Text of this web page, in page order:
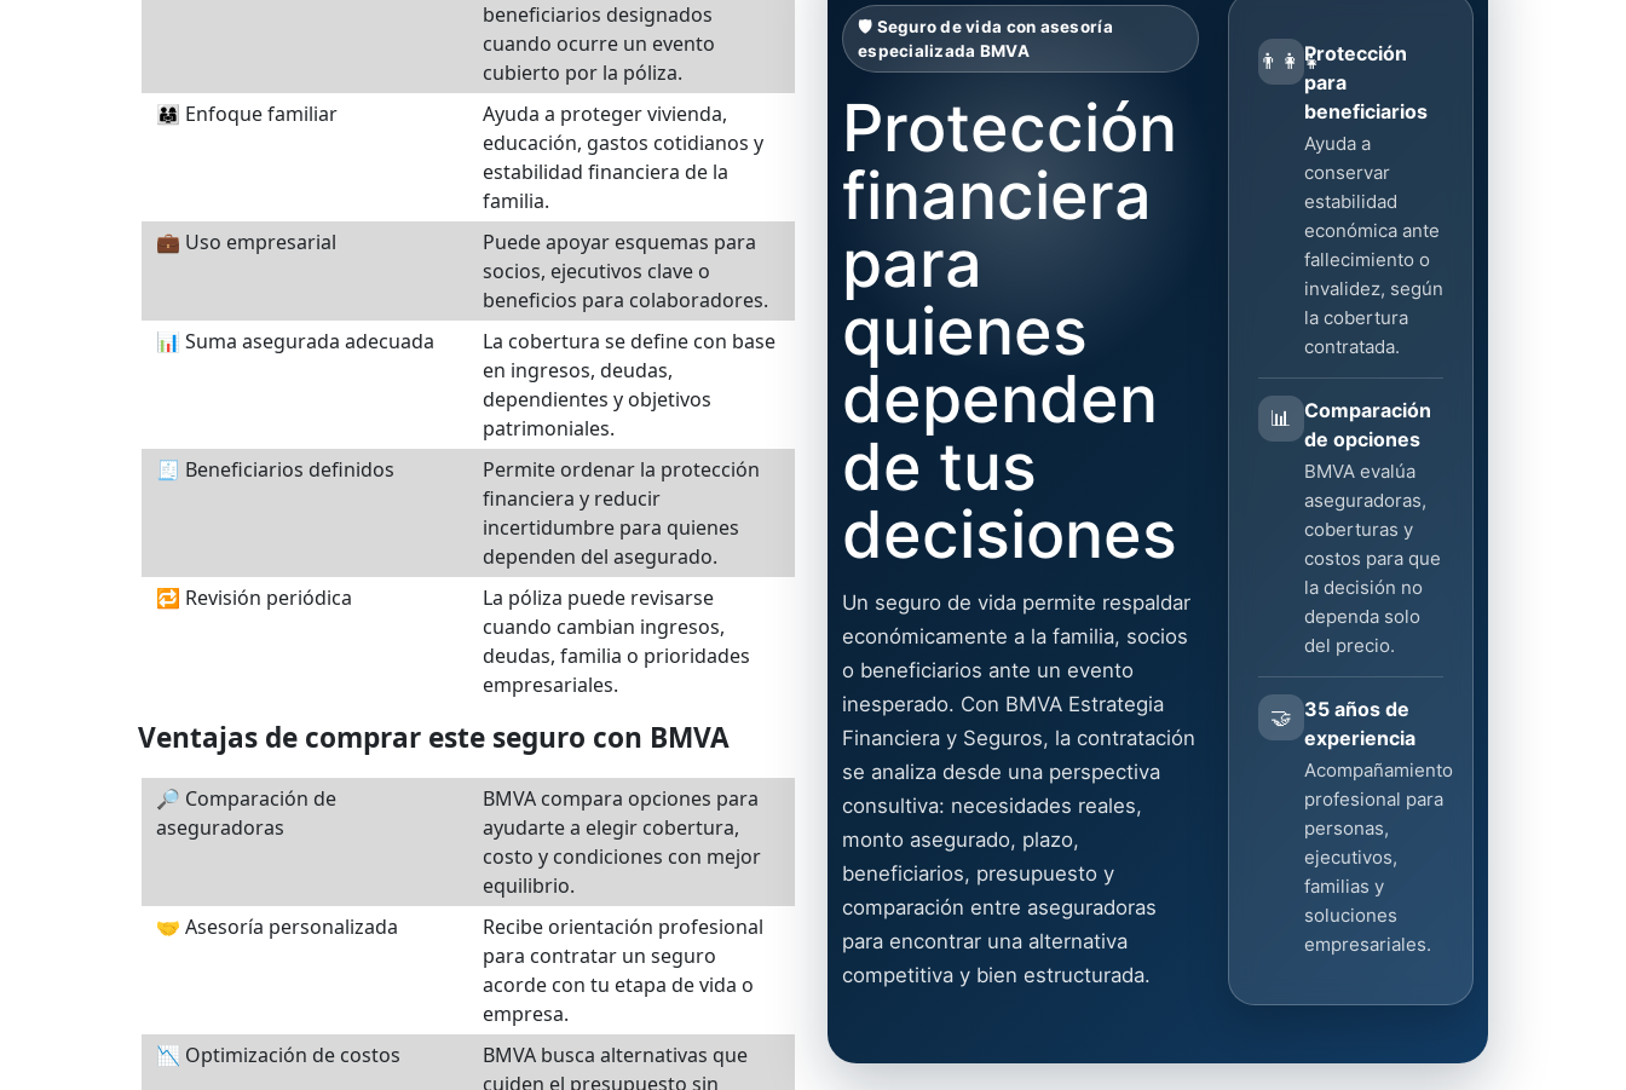
beneficiarios designados
cuando ocurre un evento
cubierto por la póliza.
👨‍👩‍👧 Enfoque familiar
Ayuda a proteger vivienda,
educación, gastos cotidianos y
estabilidad financiera de la
familia.
💼 Uso empresarial
Puede apoyar esquemas para
socios, ejecutivos clave o
beneficios para colaboradores.
📊 Suma asegurada adecuada
La cobertura se define con base
en ingresos, deudas,
dependientes y objetivos
patrimoniales.
🧾 Beneficiarios definidos
Permite ordenar la protección
financiera y reducir
incertidumbre para quienes
dependen del asegurado.
🔁 Revisión periódica
La póliza puede revisarse
cuando cambian ingresos,
deudas, familia o prioridades
empresariales.
Ventajas de comprar este seguro con BMVA
🔎 Comparación de
aseguradoras
BMVA compara opciones para
ayudarte a elegir cobertura,
costo y condiciones con mejor
equilibrio.
🤝 Asesoría personalizada
Recibe orientación profesional
para contratar un seguro
acorde con tu etapa de vida o
empresa.
📉 Optimización de costos
BMVA busca alternativas que
cuiden el presupuesto sin
🛡️ Seguro de vida con asesoría
especializada BMVA
Protección
financiera
para
quienes
dependen
de tus
decisiones
Un seguro de vida permite respaldar
económicamente a la familia, socios
o beneficiarios ante un evento
inesperado. Con BMVA Estrategia
Financiera y Seguros, la contratación
se analiza desde una perspectiva
consultiva: necesidades reales,
monto asegurado, plazo,
beneficiarios, presupuesto y
comparación entre aseguradoras
para encontrar una alternativa
competitiva y bien estructurada.
👨‍👩‍👧Protección
para
beneficiarios
Ayuda a
conservar
estabilidad
económica ante
fallecimiento o
invalidez, según
la cobertura
contratada.
📊
Comparación
de opciones
BMVA evalúa
aseguradoras,
coberturas y
costos para que
la decisión no
dependa solo
del precio.
🤝 35 años de
experiencia
Acompañamiento
profesional para
personas,
ejecutivos,
familias y
soluciones
empresariales.